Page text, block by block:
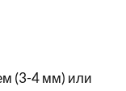
(3-4 мм) или